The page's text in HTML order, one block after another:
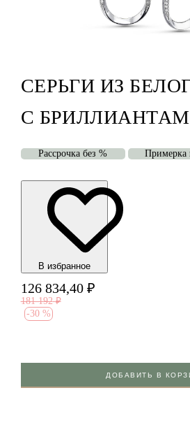
СЕРЬГИ ИЗ
С
Рассрочка без % Примерка
В избранноe
126 834,40 ₽
181 192 ₽
-30 %
ДОБАВИТЬ В